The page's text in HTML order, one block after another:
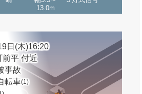
13.0m
日(木)16:20
前平 付近
事故
転車(1)